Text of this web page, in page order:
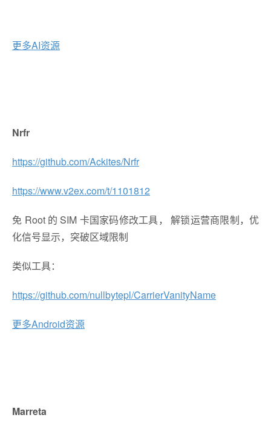
更多AI资源
Nrfr
https://github.com/Ackites/Nrfr
https://www.v2ex.com/t/1101812
免 Root 的 SIM 卡国家码修改工具， 解锁运营商限制，优
化信号显示，突破区域限制
类似工具：
https://github.com/nullbytepl/CarrierVanityName
更多Android资源
Marreta